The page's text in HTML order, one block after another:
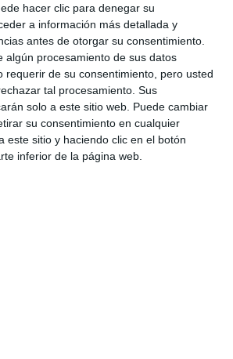
hacer clic para denegar su
a información más detallada y
antes de otorgar su consentimiento.
algún procesamiento de sus datos
requerir de su consentimiento, pero usted
tal procesamiento. Sus
solo a este sitio web. Puede cambiar
su consentimiento en cualquier
este sitio y haciendo clic en el botón
inferior de la página web.